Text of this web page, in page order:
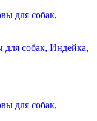
для собак, Индейка,